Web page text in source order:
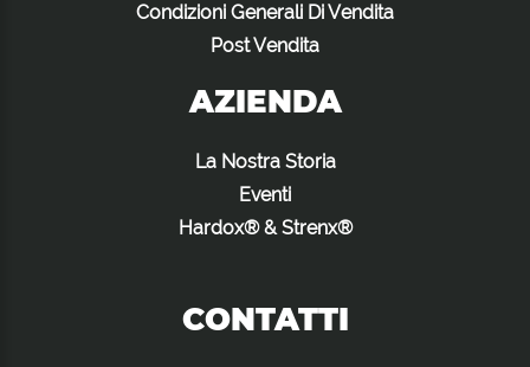
Condizioni Generali Di Vendita
Post Vendita
AZIENDA
La Nostra Storia
Eventi
Hardox® & Strenx®
CONTATTI